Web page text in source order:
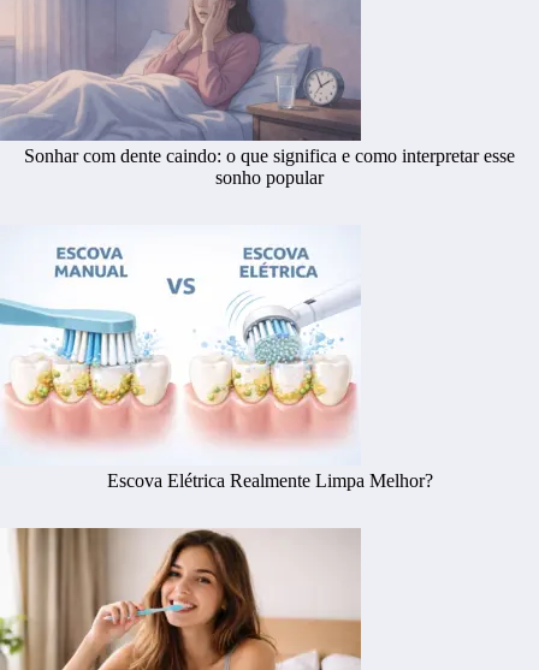
Sonhar com dente caindo: o que significa e como interpretar esse
sonho popular
Escova Elétrica Realmente Limpa Melhor?